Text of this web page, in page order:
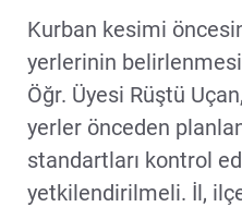
Kurban kesimi
yerlerinin
Öğr. Üyesi Rüştü
yerler önceden
standartları kontrol
yetkilendirilmeli. İl,